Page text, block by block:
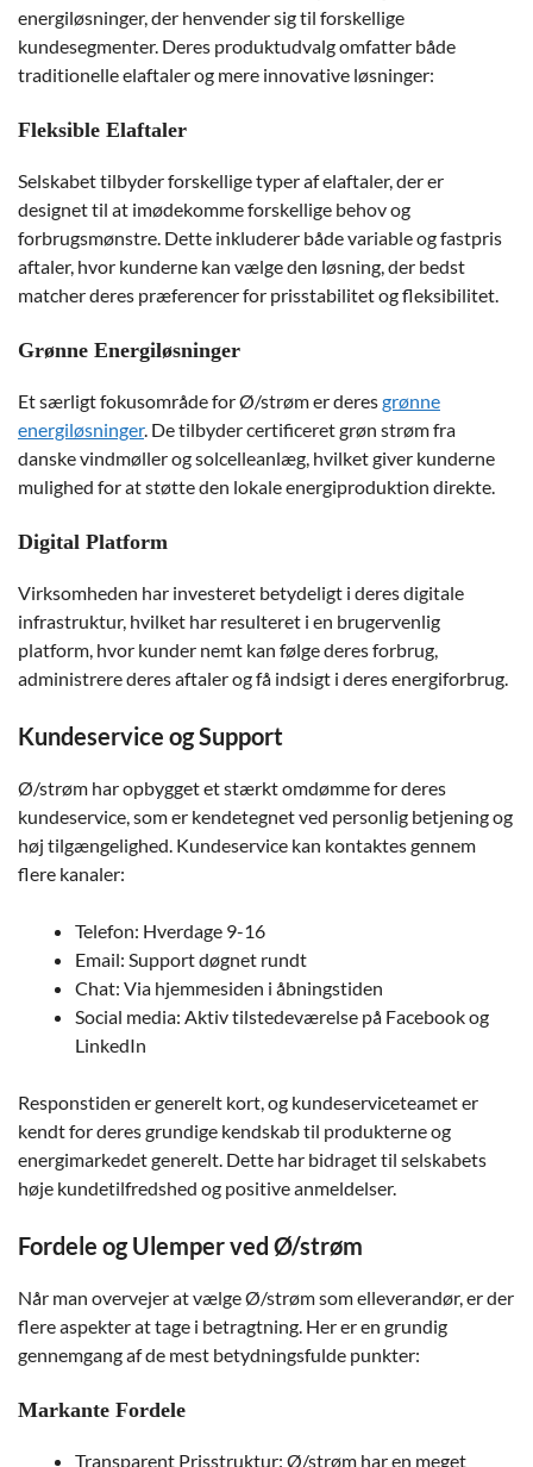
energiløsninger, der henvender sig til forskellige
kundesegmenter. Deres produktudvalg omfatter både
traditionelle elaftaler og mere innovative løsninger:
Fleksible Elaftaler
Selskabet tilbyder forskellige typer af elaftaler, der er
designet til at imødekomme forskellige behov og
forbrugsmønstre. Dette inkluderer både variable og fastpris
aftaler, hvor kunderne kan vælge den løsning, der bedst
matcher deres præferencer for prisstabilitet og fleksibilitet.
Grønne Energiløsninger
Et særligt fokusområde for Ø/strøm er deresgrønne
energiløsninger. De tilbyder certificeret grøn strøm fra
danske vindmøller og solcelleanlæg, hvilket giver kunderne
mulighed for at støtte den lokale energiproduktion direkte.
Digital Platform
Virksomheden har investeret betydeligt i deres digitale
infrastruktur, hvilket har resulteret i en brugervenlig
platform, hvor kunder nemt kan følge deres forbrug,
administrere deres aftaler og få indsigt i deres energiforbrug.
Kundeservice og Support
Ø/strøm har opbygget et stærkt omdømme for deres
kundeservice, som er kendetegnet ved personlig betjening og
høj tilgængelighed. Kundeservice kan kontaktes gennem
flere kanaler:
Telefon: Hverdage 9-16
Email: Support døgnet rundt
Chat: Via hjemmesiden i åbningstiden
Social media: Aktiv tilstedeværelse på Facebook og
LinkedIn
Responstiden er generelt kort, og kundeserviceteamet er
kendt for deres grundige kendskab til produkterne og
energimarkedet generelt. Dette har bidraget til selskabets
høje kundetilfredshed og positive anmeldelser.
Fordele og Ulemper ved Ø/strøm
Når man overvejer at vælge Ø/strøm som elleverandør, er der
flere aspekter at tage i betragtning. Her er en grundig
gennemgang af de mest betydningsfulde punkter:
Markante Fordele
Transparent Prisstruktur: Ø/strøm har en meget